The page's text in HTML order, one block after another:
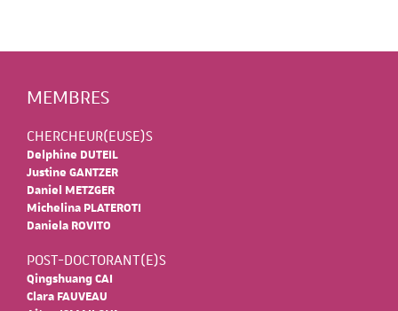
MEMBRES
CHERCHEUR(EUSE)S
Delphine DUTEIL
Justine GANTZER
Daniel METZGER
Michelina PLATEROTI
Daniela ROVITO
POST-DOCTORANT(E)S
Qingshuang CAI
Clara FAUVEAU